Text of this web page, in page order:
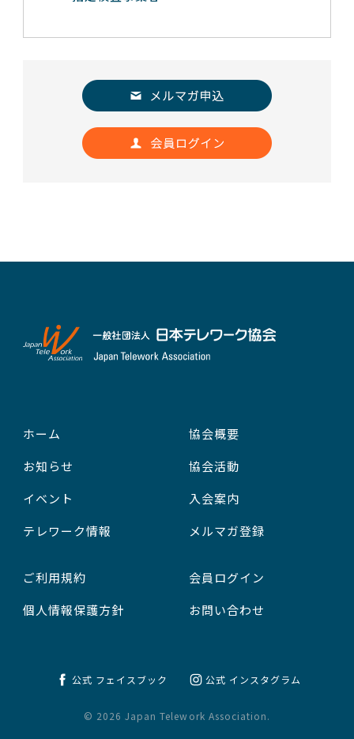
ホーム
お知らせ
イベント
テレワーク情報
協会概要
協会活動
入会案内
メルマガ登録
ご利用規約
個人情報保護方針
会員ログイン
お問い合わせ
公式 フェイスブック 公式 インスタグラム
© 2026 Japan Telework Association.